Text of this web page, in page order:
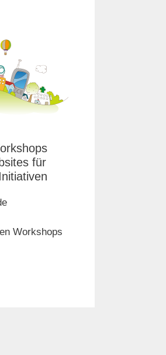
für
Workshops